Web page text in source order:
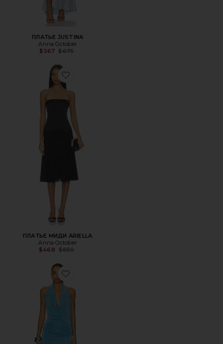
ПЛАТЬЕ JUSTINA
Anna October
$567 Previous price:
$675
Favorite ПЛАТЬЕ МИДИ ARIELLA
ПЛАТЬЕ МИДИ ARIELLA
Anna October
$468 Previous price:
$850
Favorite ВЕЧЕРНЕЕ ПЛАТЬЕ SALMA